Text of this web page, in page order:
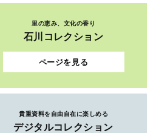
里の恵み、文化の香り
石川コレクション
ページを見る
貴重資料を自由自在に楽しめる
デジタルコレクション